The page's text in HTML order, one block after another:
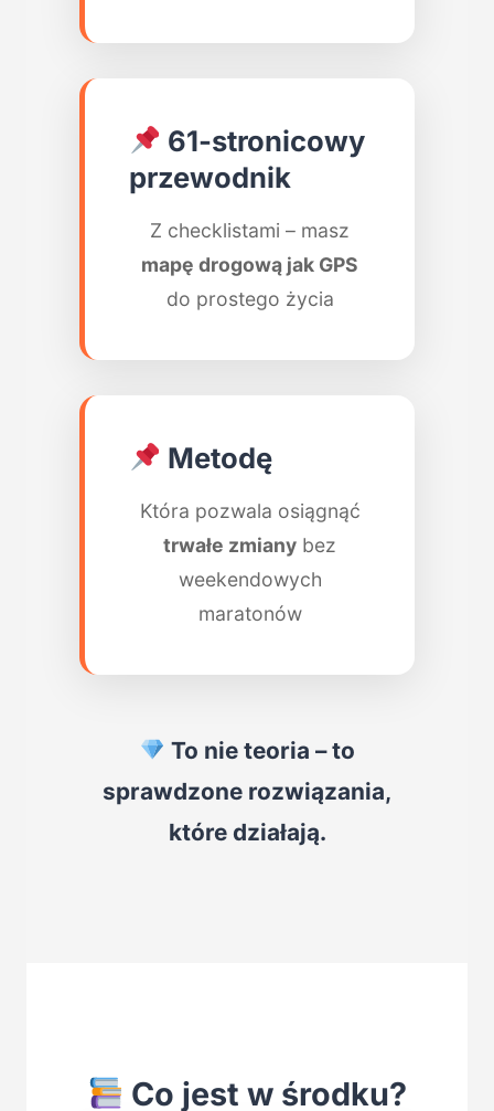
61-stronicowy
przewodnik
Z checklistami – masz
mapę drogową jak GPS
do prostego życia
Metodę
Która pozwala osiągnąć
trwałe zmiany bez
weekendowych
maratonów
To nie teoria – to
sprawdzone rozwiązania,
które działają.
Co jest w środku?